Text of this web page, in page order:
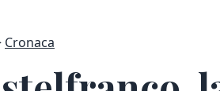
Cronaca